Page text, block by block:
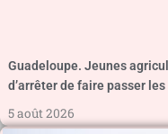
Guadeloupe. Jeunes
d’arrêter de faire passer
5 août 2026